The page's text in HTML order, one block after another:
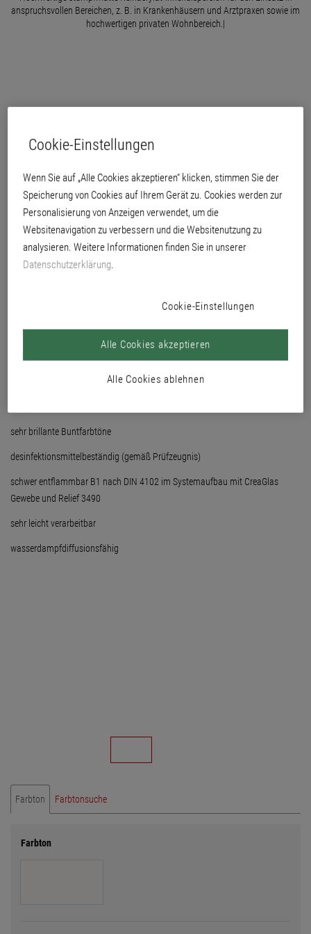
anspruchsvollen Bereichen, z. B. in Krankenhäusern und Arztpraxen sowie im
hochwertigen privaten Wohnbereich.|
konservierungsmittel-, lösemittel- und weichmacherfrei
matt G3
geeignet für den indirekten Lebensmittelkontakt
sehr brillante Buntfarbtöne
desinfektionsmittelbeständig (gemäß Prüfzeugnis)
schwer entflammbar B1 nach DIN 4102 im Systemaufbau mit CreaGlas
Gewebe und Relief 3490
sehr leicht verarbeitbar
wasserdampfdiffusionsfähig
Farbton Farbtonsuche
Farbton
Cookie-Einstellungen
Wenn Sie auf „Alle Cookies akzeptieren“ klicken, stimmen Sie der
Speicherung von Cookies auf Ihrem Gerät zu. Cookies werden zur
Personalisierung von Anzeigen verwendet, um die
Websitenavigation zu verbessern und die Websitenutzung zu
analysieren. Weitere Informationen finden Sie in unserer
Datenschutzerklärung.
Cookie-Einstellungen
Alle Cookies ablehnen
Alle Cookies akzeptieren